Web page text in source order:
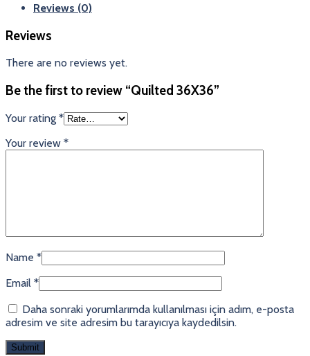
Reviews (0)
Reviews
There are no reviews yet.
Be the first to review “Quilted 36X36”
Your rating *
Your review *
Name *
Email *
Daha sonraki yorumlarımda kullanılması için adım, e-posta
adresim ve site adresim bu tarayıcıya kaydedilsin.